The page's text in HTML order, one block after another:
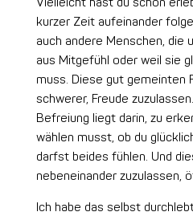
kurzer Zeit aufeinander
auch andere Menschen, die
aus Mitgefühl oder weil sie
muss. Diese gut gemeinten
schwerer, Freude
Befreiung liegt darin, zu
wählen musst, ob du
darfst beides fühlen. Und
nebeneinander zuzulassen,
Ich habe das selbst